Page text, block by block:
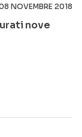
NOVEMBRE 2018
nove